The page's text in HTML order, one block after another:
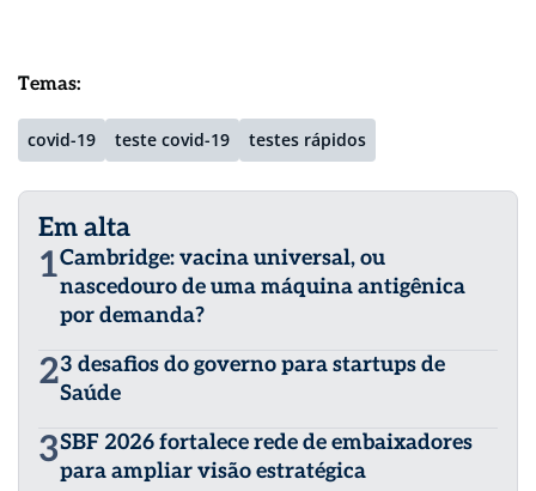
Temas:
covid-19 teste covid-19 testes rápidos
Em alta
1Cambridge: vacina universal, ou
nascedouro de uma máquina antigênica
por demanda?
23 desafios do governo para startups de
Saúde
3SBF 2026 fortalece rede de embaixadores
para ampliar visão estratégica